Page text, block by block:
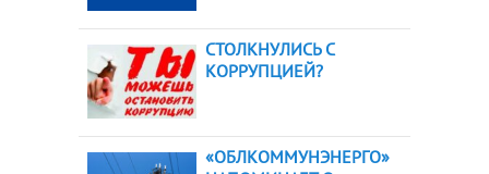
СТОЛКНУЛИСЬ С
КОРРУПЦИЕЙ?
«ОБЛКОММУНЭНЕРГО»